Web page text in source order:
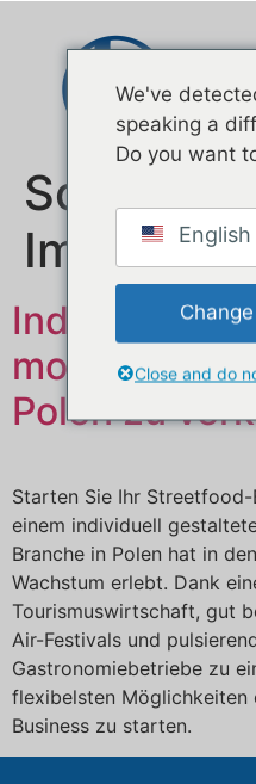
Individuell
mobile
Polen zu
Starten Sie Ihr
einem individuell
Branche in Polen hat in
Wachstum erlebt. Dank
Tourismuswirtschaft, gut
Air-Festivals und
Gastronomiebetriebe zu
flexibelsten
Business zu starten.
We've
speaking a
Do you want
English
Close and do